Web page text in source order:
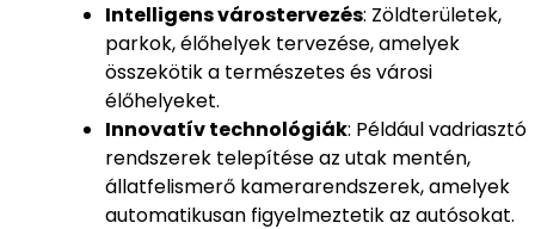
Intelligens várostervezés: Zöldterületek,
parkok, élőhelyek tervezése, amelyek
összekötik a természetes és városi
élőhelyeket.
Innovatív technológiák: Például vadriasztó
rendszerek telepítése az utak mentén,
állatfelismerő kamerarendszerek, amelyek
automatikusan figyelmeztetik az autósokat.